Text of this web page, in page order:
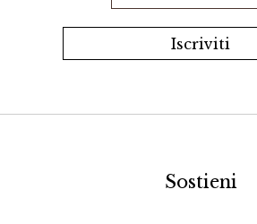
Sostieni